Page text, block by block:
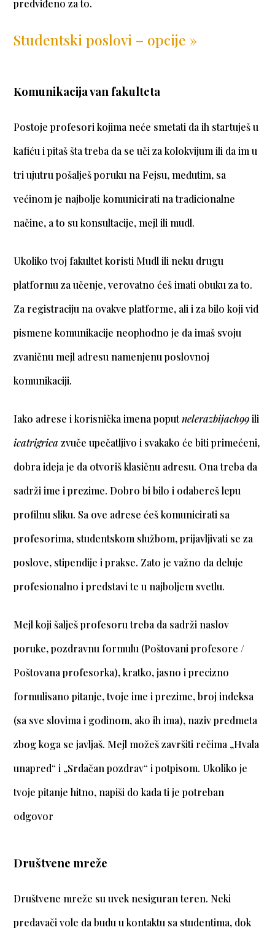
predviđeno za to.
Studentski poslovi – opcije »
Komunikacija van fakulteta
Postoje profesori kojima neće smetati da ih startuješ u
kafiću i pitaš šta treba da se uči za kolokvijum ili da im u
tri ujutru pošalješ poruku na Fejsu, međutim, sa
većinom je najbolje komunicirati na tradicionalne
načine, a to su konsultacije, mejl ili mudl.
Ukoliko tvoj fakultet koristi Mudl ili neku drugu
platformu za učenje, verovatno ćeš imati obuku za to.
Za registraciju na ovakve platforme, ali i za bilo koji vid
pismene komunikacije neophodno je da imaš svoju
zvaničnu mejl adresu namenjenu poslovnoj
komunikaciji.
Iako adrese i korisnička imena poputnelerazbijach99ili
icatrigrica zvuče upečatljivo i svakako će biti primećeni,
dobra ideja je da otvoriš klasičnu adresu. Ona treba da
sadrži ime i prezime. Dobro bi bilo i odabereš lepu
profilnu sliku. Sa ove adrese ćeš komunicirati sa
profesorima, studentskom službom, prijavljivati se za
poslove, stipendije i prakse. Zato je važno da deluje
profesionalno i predstavi te u najboljem svetlu.
Mejl koji šalješ profesoru treba da sadrži naslov
poruke, pozdravnu formulu (Poštovani profesore /
Poštovana profesorka), kratko, jasno i precizno
formulisano pitanje, tvoje ime i prezime, broj indeksa
(sa sve slovima i godinom, ako ih ima), naziv predmeta
zbog koga se javljaš. Mejl možeš završiti rečima „Hvala
unapred“ i „Srdačan pozdrav“ i potpisom. Ukoliko je
tvoje pitanje hitno, napiši do kada ti je potreban
odgovor
Društvene mreže
Društvene mreže su uvek nesiguran teren. Neki
predavači vole da budu u kontaktu sa studentima, dok